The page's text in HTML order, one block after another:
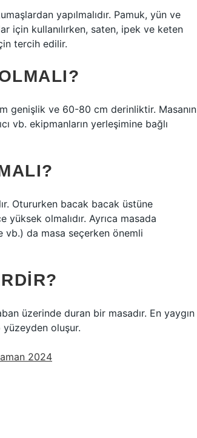
yapılmalıdır. Pamuk, yün ve
için kullanılırken, saten, ipek ve keten
tercih edilir.
genişlik ve 60-80 cm derinliktir. Masanın
vb. ekipmanların yerleşimine bağlı
Otururken bacak bacak üstüne
yüksek olmalıdır. Ayrıca masada
vb.) da masa seçerken önemli
üzerinde duran bir masadır. En yaygın
oluşur.
2024